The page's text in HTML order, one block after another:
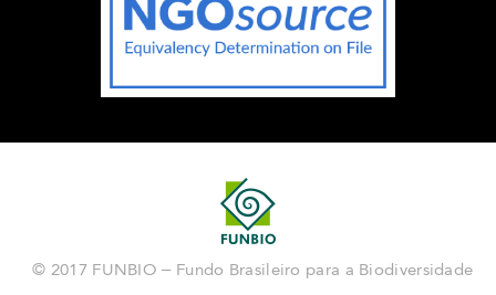
© 2017 FUNBIO – Fundo Brasileiro para a Biodiversidade